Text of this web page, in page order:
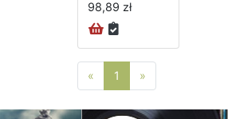
98,89 zł
« Poprzednia strona
1 »